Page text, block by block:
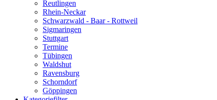
Reutlingen
Rhein-Neckar
Schwarzwald - Baar - Rottweil
Sigmaringen
Stuttgart
Termine
Tübingen
Waldshut
Ravensburg
Schorndorf
Göppingen